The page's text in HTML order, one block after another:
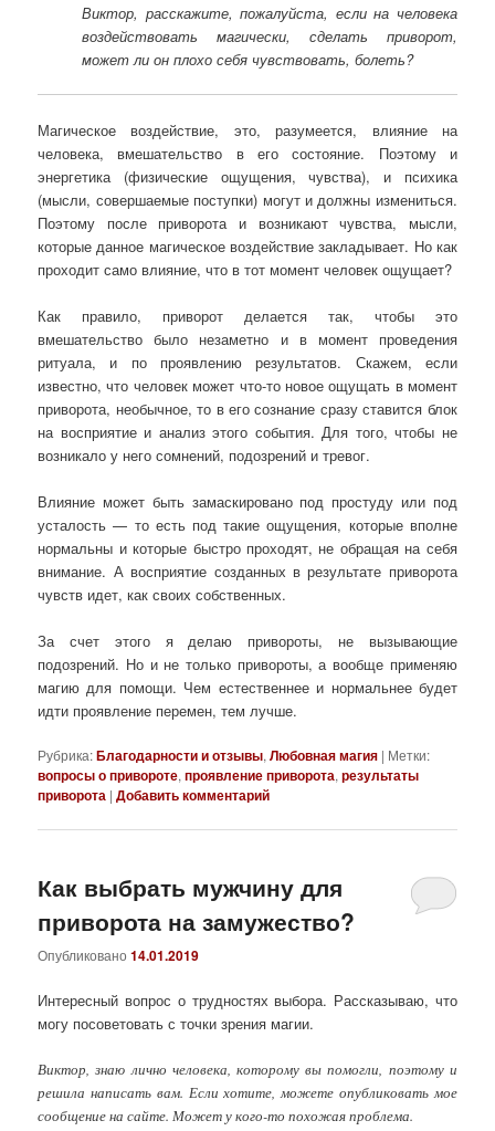
Виктор, расскажите, пожалуйста, если на человека
воздействовать магически, сделать приворот,
может ли он плохо себя чувствовать, болеть?
Магическое воздействие, это, разумеется, влияние на
человека, вмешательство в его состояние. Поэтому и
энергетика (физические ощущения, чувства), и психика
(мысли, совершаемые поступки) могут и должны измениться.
Поэтому после приворота и возникают чувства, мысли,
которые данное магическое воздействие закладывает. Но как
проходит само влияние, что в тот момент человек ощущает?
Как правило, приворот делается так, чтобы это
вмешательство было незаметно и в момент проведения
ритуала, и по проявлению результатов. Скажем, если
известно, что человек может что-то новое ощущать в момент
приворота, необычное, то в его сознание сразу ставится блок
на восприятие и анализ этого события. Для того, чтобы не
возникало у него сомнений, подозрений и тревог.
Влияние может быть замаскировано под простуду или под
усталость — то есть под такие ощущения, которые вполне
нормальны и которые быстро проходят, не обращая на себя
внимание. А восприятие созданных в результате приворота
чувств идет, как своих собственных.
За счет этого я делаю привороты, не вызывающие
подозрений. Но и не только привороты, а вообще применяю
магию для помощи. Чем естественнее и нормальнее будет
идти проявление перемен, тем лучше.
Рубрика:Благодарности и отзывы,Любовная магия | Метки:
вопросы о привороте,проявление приворота,результаты
приворота |Добавить комментарий
Как выбрать мужчину для
приворота на замужество?
Опубликовано14.01.2019
Интересный вопрос о трудностях выбора. Рассказываю, что
могу посоветовать с точки зрения магии.
Виктор, знаю лично человека, которому вы помогли, поэтому и
решила написать вам. Если хотите, можете опубликовать мое
сообщение на сайте. Может у кого-то похожая проблема.